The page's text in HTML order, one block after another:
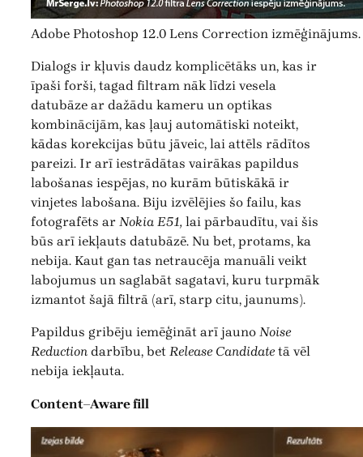
Adobe Photoshop 12.0 Lens Correction izmēģinājums.
Dialogs ir kļuvis daudz komplicētāks un, kas ir
īpaši forši, tagad filtram nāk līdzi vesela
datubāze ar dažādu kameru un optikas
kombinācijām, kas ļauj automātiski noteikt,
kādas korekcijas būtu jāveic, lai attēls rādītos
pareizi. Ir arī iestrādātas vairākas papildus
labošanas iespējas, no kurām būtiskākā ir
vinjetes labošana. Biju izvēlējies šo failu, kas
fotografēts ar Nokia E51, lai pārbaudītu, vai šis
būs arī iekļauts datubāzē. Nu bet, protams, ka
nebija. Kaut gan tas netraucēja manuāli veikt
labojumus un saglabāt sagatavi, kuru turpmāk
izmantot šajā filtrā (arī, starp citu, jaunums).
Papildus gribēju iemēģināt arī jauno Noise
Reduction darbību, bet Release Candidatetā vēl
nebija iekļauta.
Content–Aware fill